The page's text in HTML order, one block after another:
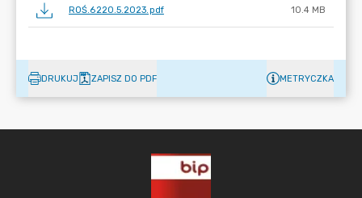
ROŚ.6220.5.2023.pdf 10.4 MB
DRUKUJ ZAPISZ DO PDF METRYCZKA